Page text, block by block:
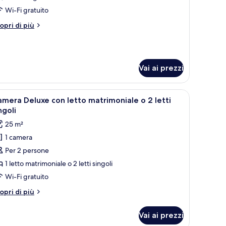
Wi-Fi gratuito
di più
Vai ai prezzi
di legno, un comodino e una finestra con tende leggere.
Camera d'albergo con due letti, un tavolo
7
Deluxe con letto matrimoniale o 2 letti
25 m²
1 camera
Per 2 persone
1 letto matrimoniale o 2 letti singoli
Wi-Fi gratuito
di più
Vai ai prezzi